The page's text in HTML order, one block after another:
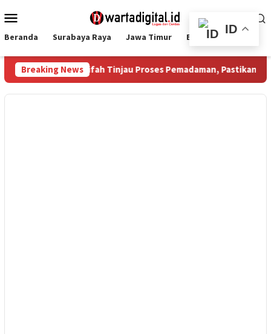
ke
Mobile
Beranda Surabaya Raya Jawa Timur Ekbis Nasional
Breaking News
Khofifah Tinjau Proses Pemadaman, Pastikan Operasi
ID